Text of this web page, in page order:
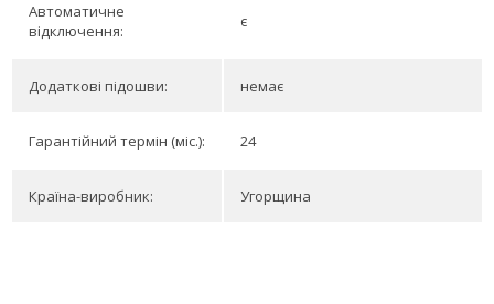
Автоматичне
відключення:
є
Додаткові підошви: немає
Гарантійний термін (міс.): 24
Країна-виробник: Угорщина